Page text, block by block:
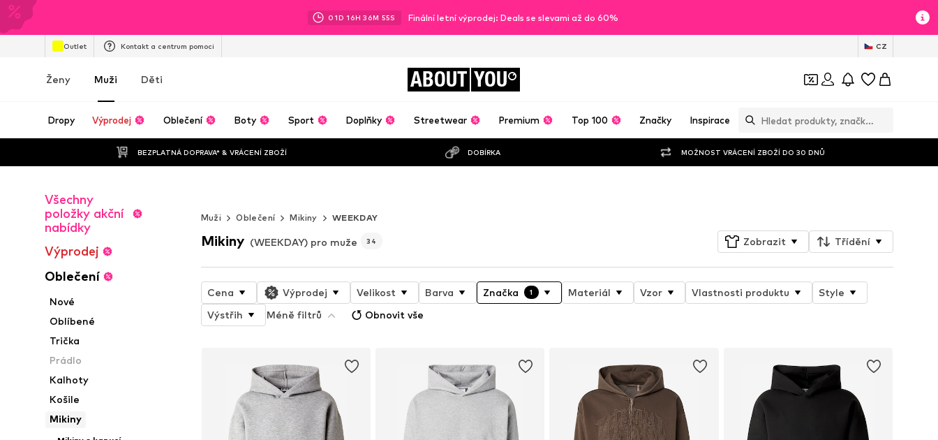
01D 16H 36M 53S Finální letní výprodej: Deals se slevami až do 60%
Outlet Kontakt a centrum pomoci CZ
Ženy Muži Děti ABOUT YOU
Dropy Výprodej Oblečení Boty Sport Doplňky Streetwear Premium Top 100 Značky Inspirace
BEZPLATNÁ DOPRAVA* & VRÁCENÍ ZBOŽÍ DOBÍRKA MOŽNOST VRÁCENÍ ZBOŽÍ DO 30 DNŮ
Všechny
položky akční
nabídky
Výprodej
Oblečení
Nové
Oblíbené
Trička
Prádlo
Kalhoty
Košile
Mikiny
Muži
Oblečení Mikiny WEEKDAY
Mikiny (WEEKDAY) pro muže 34 Zobrazit Třídění
Cena Výprodej Velikost Barva Značka 1 Materiál Vzor Vlastnosti produktu
Style
Výstřih
Méně filtrů Obnovit vše